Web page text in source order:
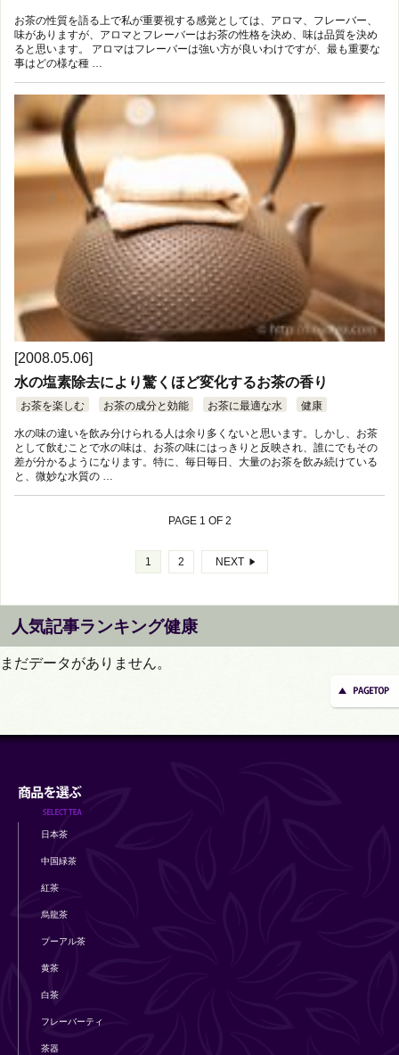
お茶の性質を語る上で私が重要視する感覚としては、アロマ、フレーバー、
味がありますが、アロマとフレーバーはお茶の性格を決め、味は品質を決め
ると思います。 アロマはフレーバーは強い方が良いわけですが、最も重要な
事はどの様な種 …
[2008.05.06]
水の塩素除去により驚くほど変化するお茶の香り
お茶を楽しむ お茶の成分と効能 お茶に最適な水 健康
水の味の違いを飲み分けられる人は余り多くないと思います。しかし、お茶
として飲むことで水の味は、お茶の味にはっきりと反映され、誰にでもその
差が分かるようになります。特に、毎日毎日、大量のお茶を飲み続けている
と、微妙な水質の …
PAGE 1 OF 2
1 2 NEXT
人気記事ランキング健康
まだデータがありません。
日本茶
中国緑茶
紅茶
烏龍茶
プーアル茶
黄茶
白茶
フレーバーティ
茶器